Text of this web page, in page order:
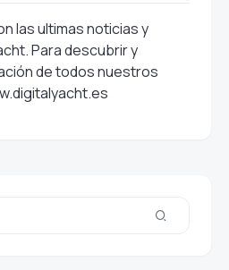
las ultimas noticias y
Para descubrir y
de todos nuestros